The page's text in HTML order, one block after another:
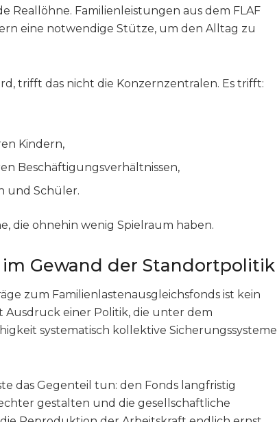
Reallöhne. Familienleistungen aus dem FLAF
eine notwendige Stütze, um den Alltag zu
trifft das nicht die Konzernzentralen. Es trifft:
Kindern,
Beschäftigungsverhältnissen,
und Schüler.
die ohnehin wenig Spielraum haben.
Gewand der Standortpolitik
zum Familienlastenausgleichsfonds ist kein
Ausdruck einer Politik, die unter dem
systematisch kollektive Sicherungssysteme
das Gegenteil tun: den Fonds langfristig
gestalten und die gesellschaftliche